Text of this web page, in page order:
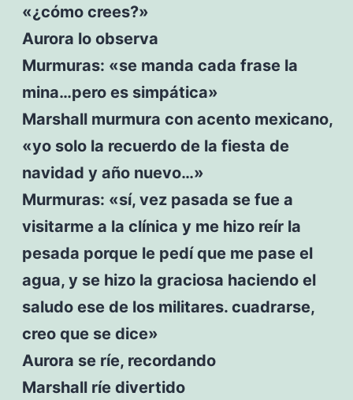
«¿cómo crees?»
Aurora lo observa
Murmuras: «se manda cada frase la
mina…pero es simpática»
Marshall murmura con acento mexicano,
«yo solo la recuerdo de la fiesta de
navidad y año nuevo…»
Murmuras: «sí, vez pasada se fue a
visitarme a la clínica y me hizo reír la
pesada porque le pedí que me pase el
agua, y se hizo la graciosa haciendo el
saludo ese de los militares. cuadrarse,
creo que se dice»
Aurora se ríe, recordando
Marshall ríe divertido